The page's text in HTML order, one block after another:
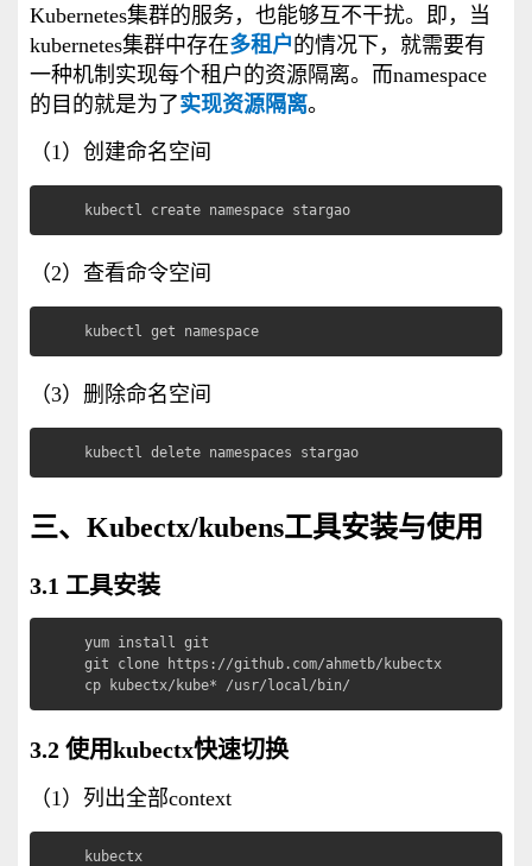
Kubernetes集群的服务，也能够互不干扰。即， 当
kubernetes集群中存在多租户的情况下，就需要有
一种机制实现每个租户的资源隔离。而namespace
的目的就是为了实现资源隔离。
（1）创建命名空间
kubectl create namespace stargao
（2）查看命令空间
kubectl get namespace
（3）删除命名空间
kubectl delete namespaces stargao
三、Kubectx/kubens工具安装与使用
3.1 工具安装
yum install git
git clone https://github.com/ahmetb/kubectx
cp kubectx/kube* /usr/local/bin/
3.2 使用kubectx快速切换
（1）列出全部context
kubectx